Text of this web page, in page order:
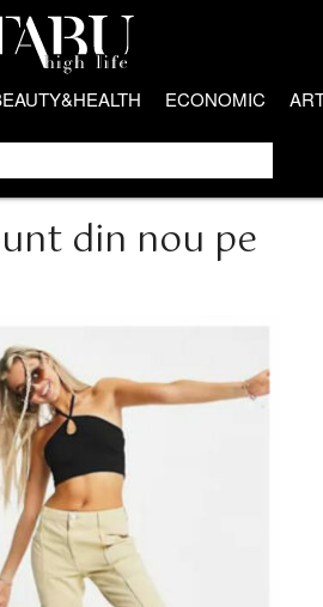
ECONOMIC
din nou pe